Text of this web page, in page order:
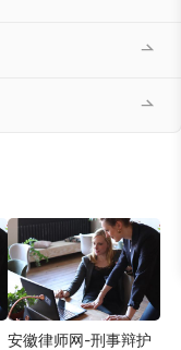
安徽律师网-刑事辩护